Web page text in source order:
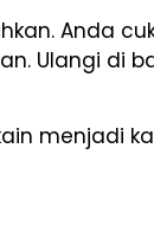
Anda
Ulangi di
menjadi